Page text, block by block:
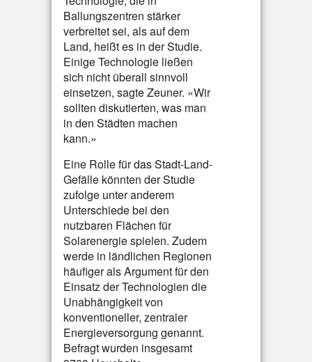
Ballungszentren stärker
verbreitet sei, als auf dem
Land, heißt es in der Studie.
Einige Technologie ließen
sich nicht überall sinnvoll
einsetzen, sagte Zeuner. «Wir
sollten diskutierten, was man
in den Städten machen
kann.»
Eine Rolle für das Stadt-Land-
Gefälle könnten der Studie
zufolge unter anderem
Unterschiede bei den
nutzbaren Flächen für
Solarenergie spielen. Zudem
werde in ländlichen Regionen
häufiger als Argument für den
Einsatz der Technologien die
Unabhängigkeit von
konventioneller, zentraler
Energieversorgung genannt.
Befragt wurden insgesamt